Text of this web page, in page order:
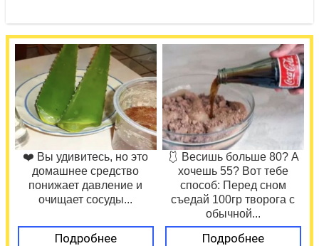
❤️ Вы удивитесь, но это
домашнее средство
понижает давление и
очищает сосуды...
Подробнее
🩱 Весишь больше 80? А
хочешь 55? Вот тебе
способ: Перед сном
съедай 100гр творога с
обычной...
Подробнее